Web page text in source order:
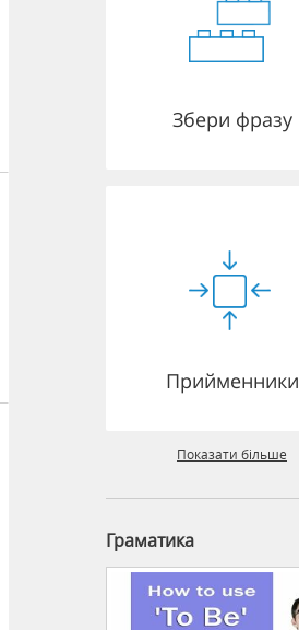
Збери фразу
Прийменники
Показати більше
Граматика